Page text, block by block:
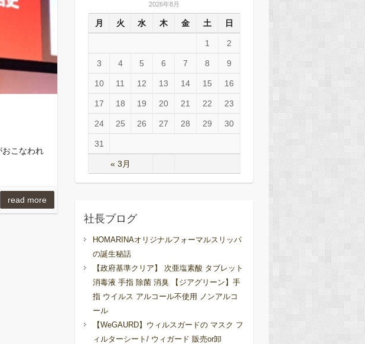
おこなわれ
read more
2026年8月
月 火 水 木 金 土 日
« 3月
1 2
3 4 5 6 7 8 9
10 11 12 13 14 15 16
17 18 19 20 21 22 23
24 25 26 27 28 29 30
31
社長ブログ
HOMARINAオリジナルフォーマルスリッパ
の誕生秘話
【政府基準クリア】 次亜塩素酸 タブレット
消毒液 手指 除菌 消臭 【ジアグリーン】手
指 ウイルス アルコール不使用 ノンアルコ
ール
【WeGAURD】ウィルスガードの マスク フ
ィルターシート/ ウィガード 販売or卸